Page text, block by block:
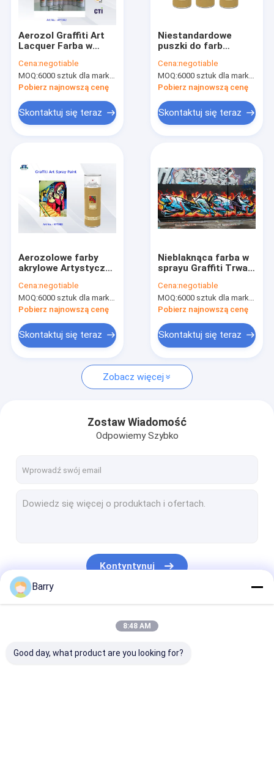
Produkty
O nas
Wycieczka po fabryce
Farba w sprayu z tkaniny
Farba w sprayu Graffiti
Farba akrylowa w sprayu
Oznaczanie farby w aerozolu
Marker Pen
Uszczelniacz silikonowy
Aerozol Graffiti Art
Lacquer Farba w
wewnątrz na
zewnątrz
Cena:negotiable
MOQ:6000 sztuk dla marki Aristo, 15000 sztuk dla marki klienta
Pobierz najnowszą cenę
Skontaktuj się teraz
Niestandardowe
puszki do farb
akrylową Art z
matowym połyskiem
/ połyskiem
Cena:negotiable
MOQ:6000 sztuk dla marki Aristo, 15000 sztuk dla marki klienta
Pobierz najnowszą cenę
Skontaktuj się teraz
Aerozolowe farby
akrylowe Artystyczne
Puszki dla artysty o
kolorze normalnym,
fluorescencyjnym,
Cena:negotiable
MOQ:6000 sztuk dla marki Aristo, 15000 sztuk dla marki klienta
Pobierz najnowszą cenę
Skontaktuj się teraz
Nieblaknąca farba w
sprayu Graffiti Trwała
powierzchnie
Cena:negotiable
MOQ:6000 sztuk dla marki Aristo, 15000 sztuk dla marki klienta
Pobierz najnowszą cenę
Skontaktuj się teraz
Zobacz więcej
Zostaw Wiadomość
Odpowiemy Szybko
Kontyntynuj
Barry
8:48 AM
Good day, what product are you looking for?